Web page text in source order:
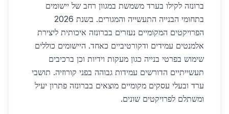
ברונזה לקילו בערד משמשת במגוון רחב של יישומים
בתחומי הבנייה התעשייה והמגורים. בשנת 2026
הפרויקטים המקומיים נעזרים בברונזה איכותית ליצירת
אלמנטים עמידים ודקורטיביים כאחד. היישומים כוללים
שימוש בפרטי בנייה כגון מעקות וידיות וכן ברכיבים
תעשייתיים הדורשים עמידות גבוהה בפני קורוזיה. תושבי
ערד ובעלי עסקים מקומיים מוצאים בברונזה פתרון יעיל
ומשתלם לפרויקטים שונים.